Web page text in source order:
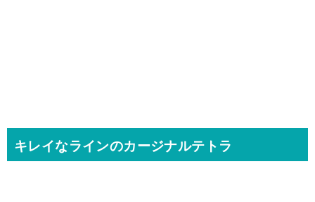
キレイなラインのカージナルテトラ